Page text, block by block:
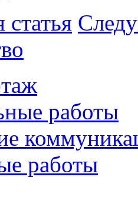
работы
работы